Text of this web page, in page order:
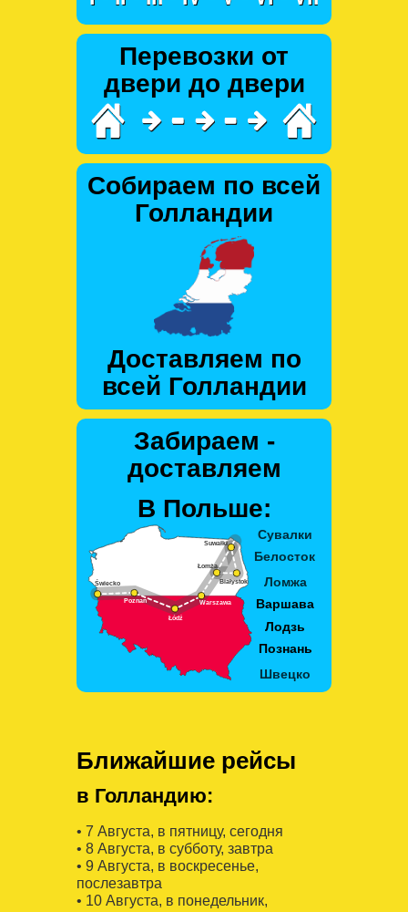
Перевозки от
двери до двери
Собираем по всей
Голландии
Доставляем по
всей Голландии
Забираем -
доставляем
В Польше:
Ближайшие рейсы
в Голландию:
• 7 Августa, в пятницу, сегодня
• 8 Августa, в субботу, завтра
• 9 Августa, в воскресенье,
послезавтра
• 10 Августa, в понедельник,